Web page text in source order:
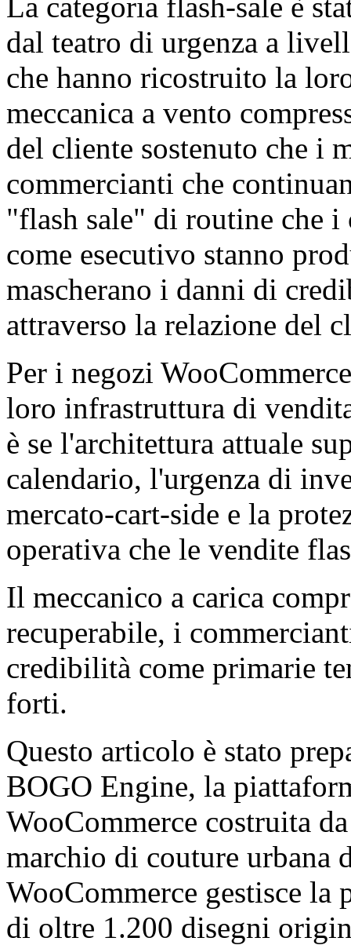
dal teatro di urgenza a
che hanno ricostruito la
meccanica a vento
del cliente sostenuto che i
commercianti che
"flash sale" di routine che
come esecutivo stanno
mascherano i danni di
attraverso la relazione del
Per i negozi
loro infrastruttura di
è se l'architettura attuale
calendario, l'urgenza di
mercato-cart-side e la
operativa che le vendite
Il meccanico a carica
recuperabile, i
credibilità come primarie
forti.
Questo articolo è stato
BOGO Engine, la
WooCommerce costruita
marchio di couture urbana
WooCommerce gestisce la
di oltre 1.200 disegni